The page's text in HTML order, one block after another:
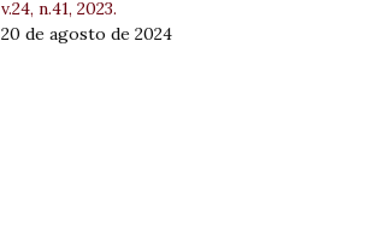
v.24, n.41, 2023.
20 de agosto de 2024